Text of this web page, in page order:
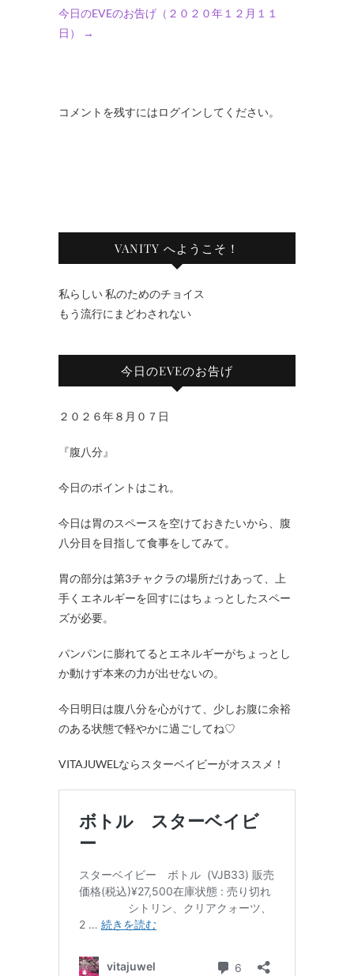
今日のEVEのお告げ（２０２０年１２月１１
日）
→
コメントを残すにはログインしてください。
VANITY へようこそ！
私らしい 私のためのチョイス
もう流行にまどわされない
今日のEVEのお告げ
２０２６年８月０７日
『腹八分』
今日のポイントはこれ。
今日は胃のスペースを空けておきたいから、腹
八分目を目指して食事をしてみて。
胃の部分は第3チャクラの場所だけあって、上
手くエネルギーを回すにはちょっとしたスペー
ズが必要。
パンパンに膨れてるとエネルギーがちょっとし
か動けず本来の力が出せないの。
今日明日は腹八分を心がけて、少しお腹に余裕
のある状態で軽やかに過ごしてね♡
VITAJUWELならスターベイビーがオススメ！